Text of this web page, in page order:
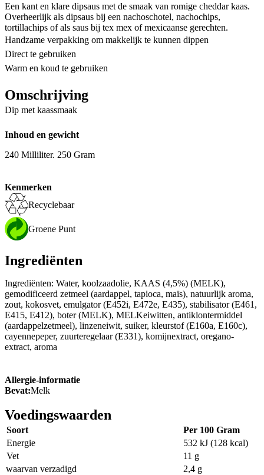
Een kant en klare dipsaus met de smaak van romige cheddar kaas.
Overheerlijk als dipsaus bij een nachoschotel, nachochips,
tortillachips of als saus bij tex mex of mexicaanse gerechten.
Handzame verpakking om makkelijk te kunnen dippen
Direct te gebruiken
Warm en koud te gebruiken
Omschrijving
Dip met kaassmaak
Inhoud en gewicht
240 Milliliter. 250 Gram
Kenmerken
Recyclebaar
Groene Punt
Ingrediënten
Ingrediënten: Water, koolzaadolie, KAAS (4,5%) (MELK),
gemodificeerd zetmeel (aardappel, tapioca, maïs), natuurlijk aroma,
zout, kokosvet, emulgator (E452i, E472e, E435), stabilisator (E461,
E415, E412), boter (MELK), MELKeiwitten, antiklontermiddel
(aardappelzetmeel), linzeneiwit, suiker, kleurstof (E160a, E160c),
cayennepeper, zuurteregelaar (E331), komijnextract, oregano-
extract, aroma
Allergie-informatie
Bevat:Melk
Voedingswaarden
Soort
Per 100 Gram
Energie
532 kJ (128 kcal)
Vet
11 g
waarvan verzadigd
2,4 g